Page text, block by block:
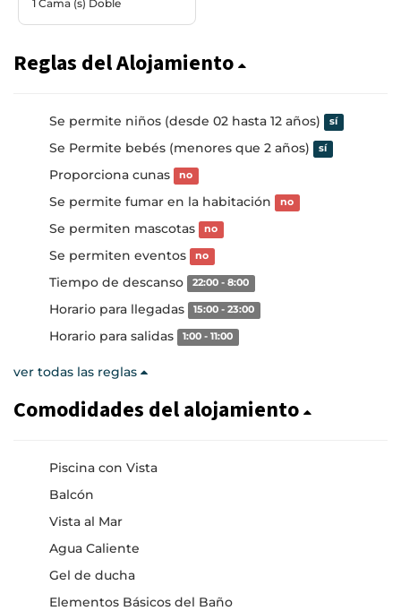
1 Cama (s) Doble
Reglas del Alojamiento
Se permite niños (desde 02 hasta 12 años) sí
Se Permite bebés (menores que 2 años) sí
Proporciona cunas no
Se permite fumar en la habitación no
Se permiten mascotas no
Se permiten eventos no
Tiempo de descanso 22:00 - 8:00
Horario para llegadas 15:00 - 23:00
Horario para salidas 1:00 - 11:00
ver todas las reglas
Comodidades del alojamiento
Piscina con Vista
Balcón
Vista al Mar
Agua Caliente
Gel de ducha
Elementos Básicos del Baño